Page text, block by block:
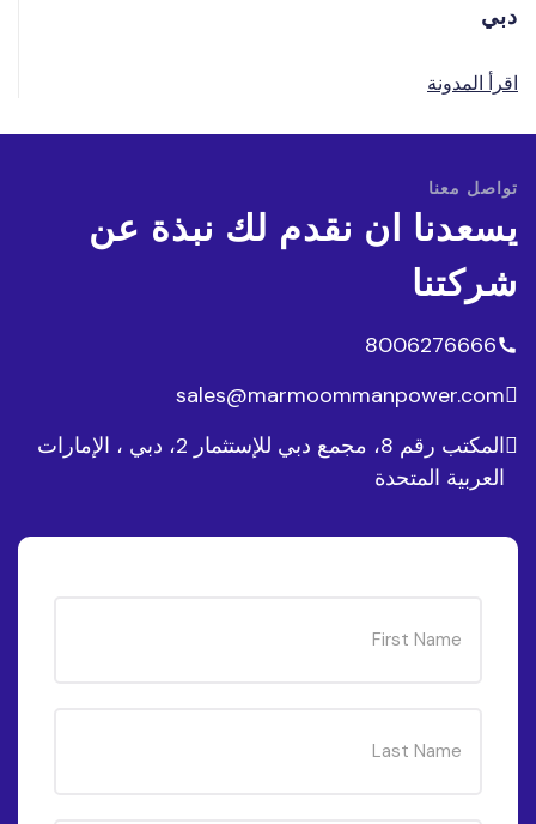
دبي
اقرأ المدونة
تواصل معنا
يسعدنا ان نقدم لك نبذة عن
شركتنا
8006276666
sales@marmoommanpower.com
المكتب رقم 8، مجمع دبي للإستثمار 2، دبي ، الإمارات
العربية المتحدة